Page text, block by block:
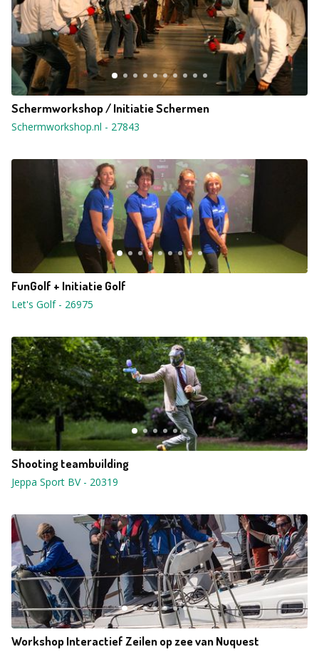
Schermworkshop / Initiatie Schermen
Schermworkshop.nl - 27843
FunGolf + Initiatie Golf
Let's Golf- 26975
Shooting teambuilding
Jeppa Sport BV- 20319
Workshop Interactief Zeilen op zee van Nuquest